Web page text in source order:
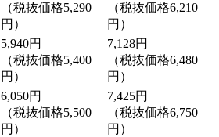
（税抜価格5,290
円）
（税抜価格6,210
円）
5,940円
（税抜価格5,400
円）
7,128円
（税抜価格6,480
円）
6,050円
（税抜価格5,500
円）
7,425円
（税抜価格6,750
円）